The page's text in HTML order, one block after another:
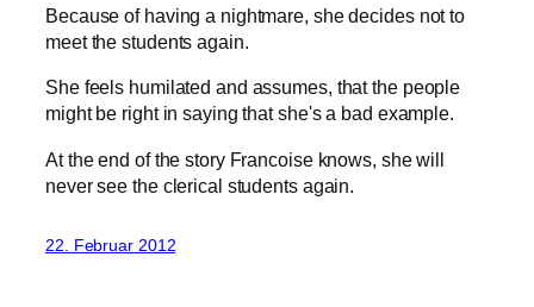
Because of having a nightmare, she decides not to
meet the students again.
She feels humilated and assumes, that the people
might be right in saying that she's a bad example.
At the end of the story Francoise knows, she will
never see the clerical students again.
22. Februar 2012